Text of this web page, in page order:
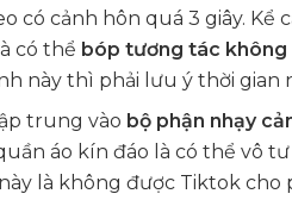
có cảnh hôn quá 3 giây.
có thể bóp tương tác không
này thì phải lưu ý thời gian
trung vào bộ phận nhạy
áo kín đáo là có thể vô
là không được Tiktok cho